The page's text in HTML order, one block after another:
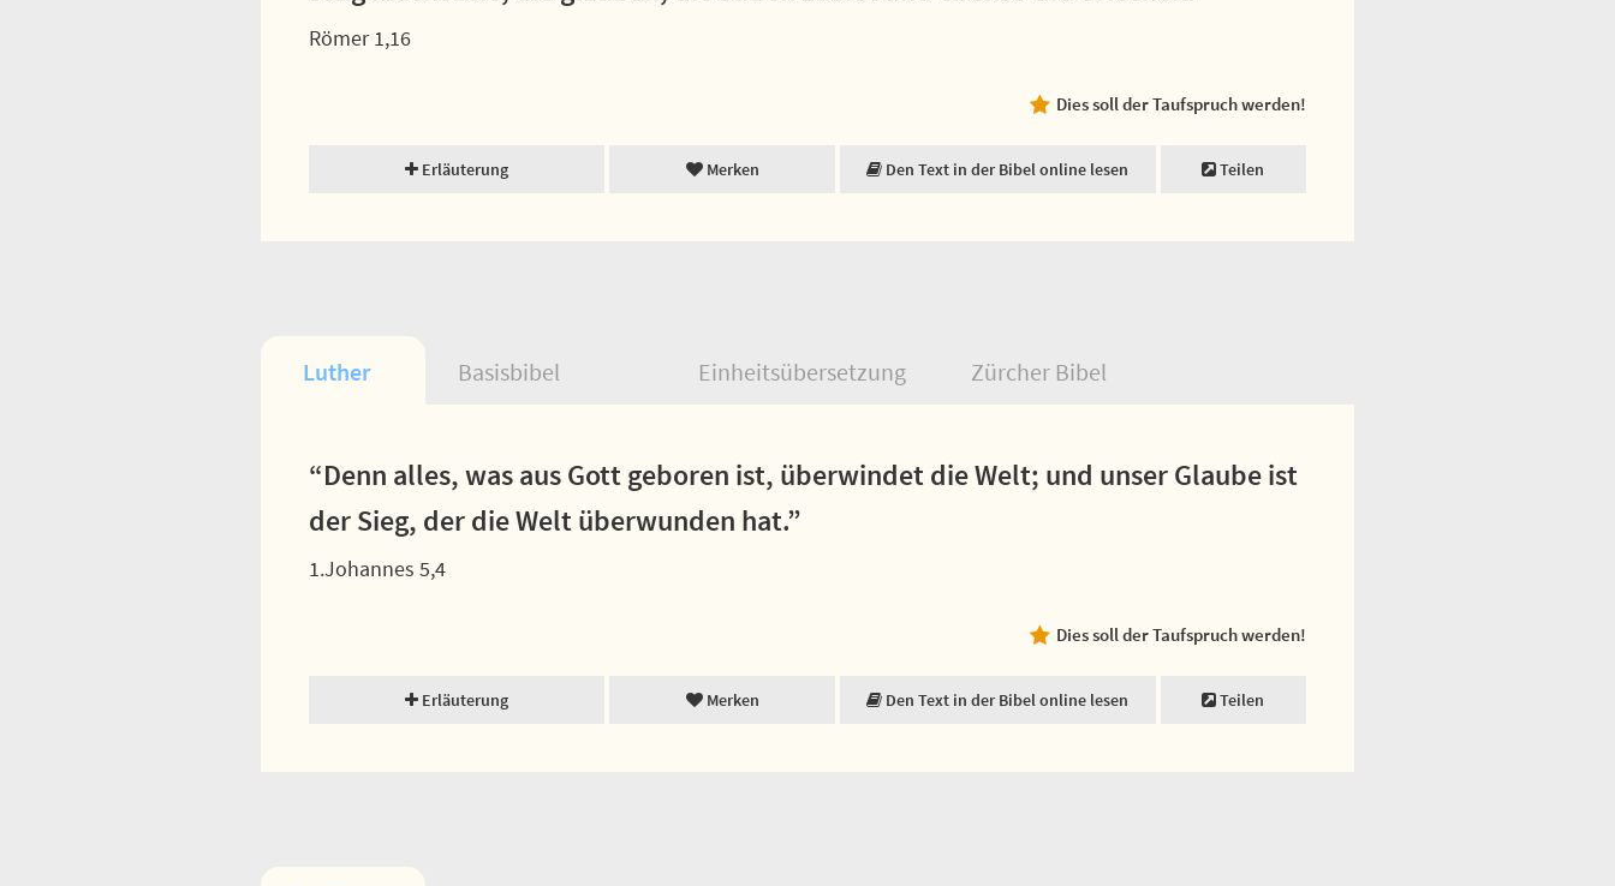
Römer 1,16
Dies soll der Taufspruch werden!
Erläuterung Merken Den Text in der Bibel online lesen Teilen
Luther Basisbibel Einheitsübersetzung Zürcher Bibel
“Denn alles, was aus Gott geboren ist, überwindet die Welt; und unser Glaube ist
der Sieg, der die Welt überwunden hat.”
1.Johannes 5,4
Dies soll der Taufspruch werden!
Erläuterung Merken Den Text in der Bibel online lesen Teilen